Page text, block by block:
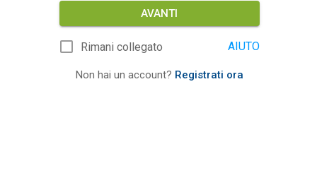
AVANTI
Rimani collegato AIUTO
Non hai un account? Registrati ora